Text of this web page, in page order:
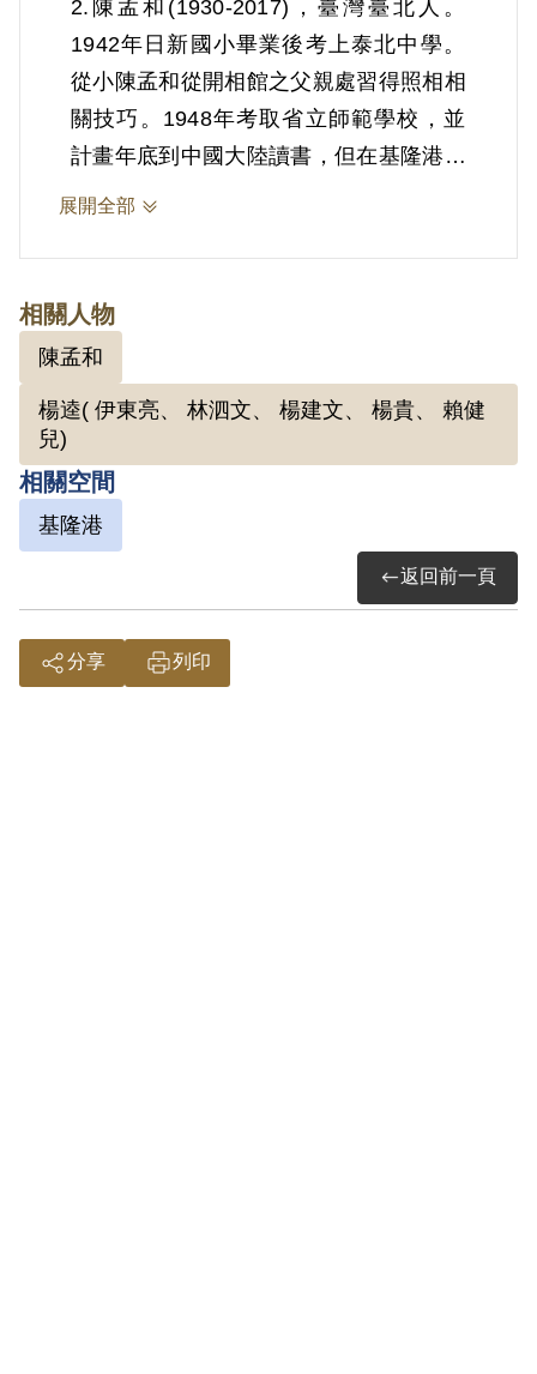
2.陳孟和(1930-2017)，臺灣臺北人。
1942年日新國小畢業後考上泰北中學。
從小陳孟和從開相館之父親處習得照相相
關技巧。1948年考取省立師範學校，並
計畫年底到中國大陸讀書，但在基隆港乘
船等待啟航時，被特務逮捕。之後被送到
極力營救下，被羈押8個月後獲得交保。
出獄後，想回師範學校繼續學業，遭拒
絕，轉而與友人石火山開設「黎光照相
館」。1952年1月3日半夜，特務再度上
門逮捕。此次被捕後移送到保安處審訊，
織其參與組織「臺灣省工委會學術研究
會」。同年8月判決有期徒刑15年；9月
移送到綠島新生訓導處。1967年1月刑滿
展開全部
相關人物
陳孟和
楊逵( 伊東亮、 林泗文、 楊建文、 楊貴、 賴健
兒)
相關空間
基隆港
返回前一頁
分享 列印